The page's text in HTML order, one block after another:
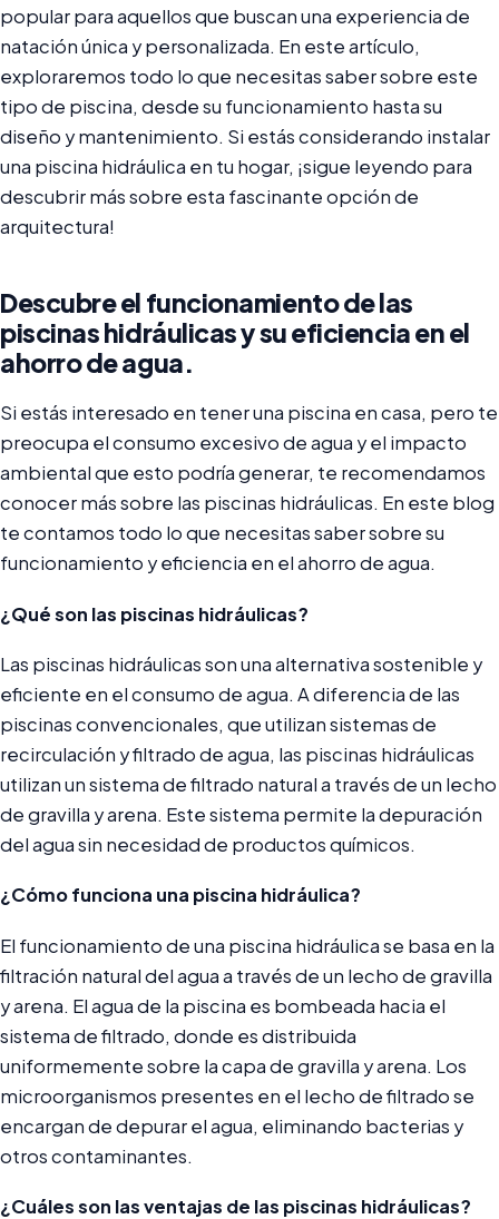
popular para aquellos que buscan una experiencia de
natación única y personalizada. En este artículo,
exploraremos todo lo que necesitas saber sobre este
tipo de piscina, desde su funcionamiento hasta su
diseño y mantenimiento. Si estás considerando instalar
una piscina hidráulica en tu hogar, ¡sigue leyendo para
descubrir más sobre esta fascinante opción de
arquitectura!
Descubre el funcionamiento de las
piscinas hidráulicas y su eficiencia en el
ahorro de agua.
Si estás interesado en tener una piscina en casa, pero te
preocupa el consumo excesivo de agua y el impacto
ambiental que esto podría generar, te recomendamos
conocer más sobre las piscinas hidráulicas. En este blog
te contamos todo lo que necesitas saber sobre su
funcionamiento y eficiencia en el ahorro de agua.
¿Qué son las piscinas hidráulicas?
Las piscinas hidráulicas son una alternativa sostenible y
eficiente en el consumo de agua. A diferencia de las
piscinas convencionales, que utilizan sistemas de
recirculación y filtrado de agua, las piscinas hidráulicas
utilizan un sistema de filtrado natural a través de un lecho
de gravilla y arena. Este sistema permite la depuración
del agua sin necesidad de productos químicos.
¿Cómo funciona una piscina hidráulica?
El funcionamiento de una piscina hidráulica se basa en la
filtración natural del agua a través de un lecho de gravilla
y arena. El agua de la piscina es bombeada hacia el
sistema de filtrado, donde es distribuida
uniformemente sobre la capa de gravilla y arena. Los
microorganismos presentes en el lecho de filtrado se
encargan de depurar el agua, eliminando bacterias y
otros contaminantes.
¿Cuáles son las ventajas de las piscinas hidráulicas?